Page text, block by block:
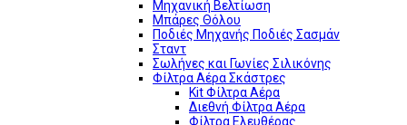
Μηχανική Βελτίωση
Μπάρες Θόλου
Ποδιές Μηχανής Ποδιές Σασμάν
Σταντ
Σωλήνες και Γωνίες Σιλικόνης
Φίλτρα Αέρα Σκάστρες
Kit Φίλτρα Αέρα
Διεθνή Φίλτρα Αέρα
Φίλτρα Ελευθέρας